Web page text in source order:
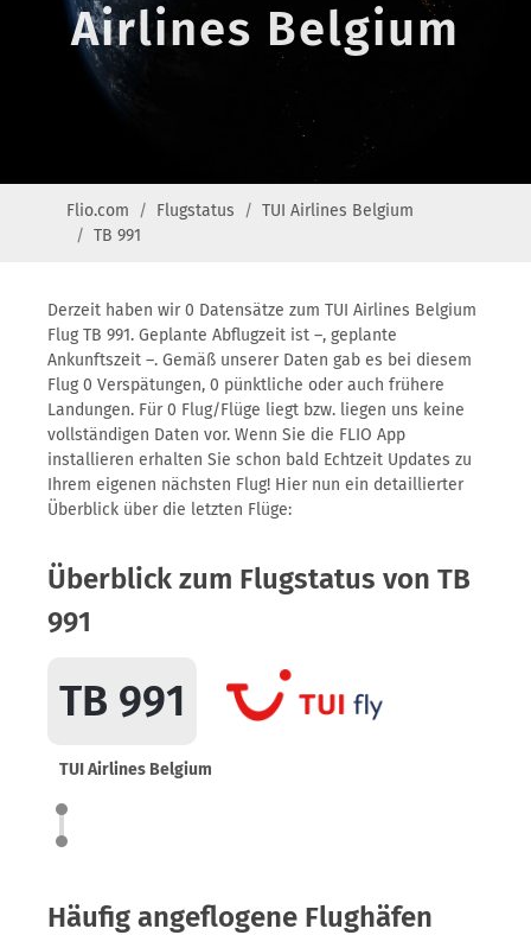
Airlines Belgium
Flio.com Flugstatus
TUI Airlines Belgium
TB 991
Derzeit haben wir 0 Datensätze zum TUI Airlines Belgium
Flug TB 991. Geplante Abflugzeit ist –, geplante
Ankunftszeit –. Gemäß unserer Daten gab es bei diesem
Flug 0 Verspätungen, 0 pünktliche oder auch frühere
Landungen. Für 0 Flug/Flüge liegt bzw. liegen uns keine
vollständigen Daten vor. Wenn Sie die FLIO App
installieren erhalten Sie schon bald Echtzeit Updates zu
Ihrem eigenen nächsten Flug! Hier nun ein detaillierter
Überblick über die letzten Flüge:
Überblick zum Flugstatus von TB
991
TB 991
TUI Airlines Belgium
Häufig angeflogene Flughäfen